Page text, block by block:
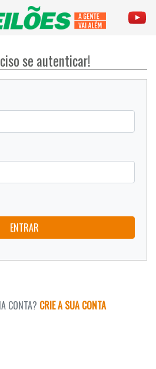
se autenticar!
ENTRAR
CONTA? CRIE A SUA CONTA